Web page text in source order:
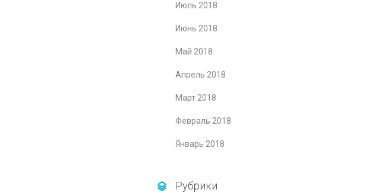
Июль 2018
Июнь 2018
Май 2018
Апрель 2018
Март 2018
Февраль 2018
Январь 2018
Рубрики